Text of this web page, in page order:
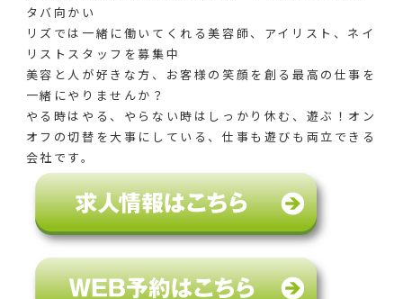
タバ向かい
リズでは一緒に働いてくれる美容師、アイリスト、ネイ
リストスタッフを募集中
美容と人が好きな方、お客様の笑顔を創る最高の仕事を
一緒にやりませんか？
やる時はやる、やらない時はしっかり休む、遊ぶ！オン
オフの切替を大事にしている、仕事も遊びも両立できる
会社です。